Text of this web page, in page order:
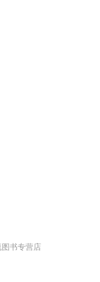
书专营店